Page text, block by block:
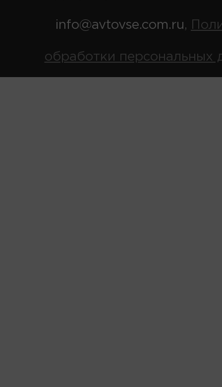
info@avtovse.com.ru,
обработки персональных